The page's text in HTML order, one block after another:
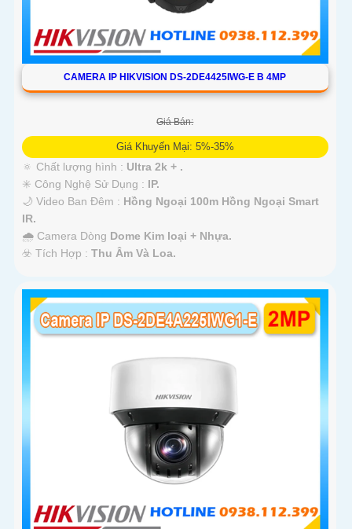
CAMERA IP HIKVISION DS-2DE4425IWG-E B 4MP
Giá Bán:
Giá Khuyến Mại: 5%-35%
🔅 Chất lượng hình : Ultra 2k + .
✳️ Công Nghệ Sử Dụng : IP.
🌙 Video Ban Đêm : Hồng Ngoại 100m Hồng Ngoại Smart
IR.
🌧️ Camera Dòng Dome Kim loại + Nhựa.
️☣️ Tích Hợp : Thu Âm Và Loa.